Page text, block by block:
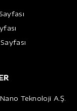
Teknoloji A.Ş.